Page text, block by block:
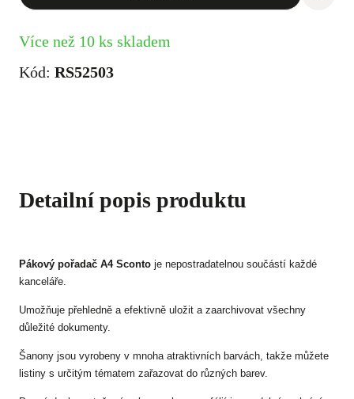
Více než 10 ks skladem
Kód: RS52503
Detailní popis produktu
Pákový pořadač A4 Sconto je nepostradatelnou součástí každé
kanceláře.
Umožňuje přehledně a efektivně uložit a zaarchivovat všechny
důležité dokumenty.
Šanony jsou vyrobeny v mnoha atraktivních barvách, takže můžete
listiny s určitým tématem zařazovat do různých barev.